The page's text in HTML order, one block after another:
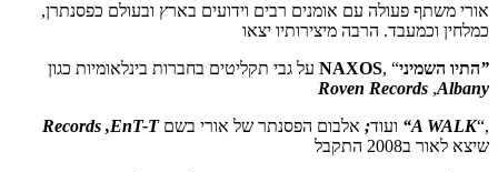
אורי משתף פעולה עם אומנים רבים וידועים בארץ ובעולם כפסנתרן,
כמלחין וכמעבד. הרבה מיצירותיו יצאו
NAXOS, “התיו השמיני”
Roven Records ,Albany
Records ,EnT-T
ועוד; “A WALK“,
שיצא לאור ב2008 התקבל